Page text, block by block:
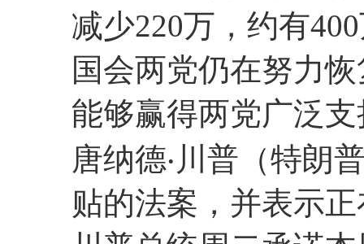
减少220万，约有
国会两党仍在努力
能够赢得两党广泛
唐纳德‧川普（特朗
贴的法案，并表示